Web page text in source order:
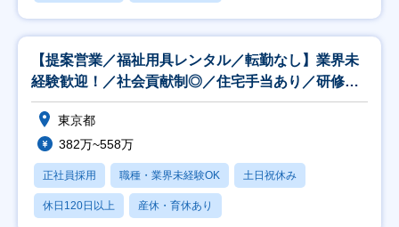
【提案営業／福祉用具レンタル／転勤なし】業界未
経験歓迎！／社会貢献制◎／住宅手当あり／研修制
度充実◎
東京都
382万~558万
正社員採用 職種・業界未経験OK 土日祝休み
休日120日以上 産休・育休あり